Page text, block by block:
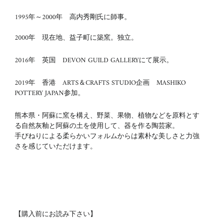
1995年～2000年 高内秀剛氏に師事。
2000年 現在地、益子町に築窯。独立。
2016年 英国 DEVON GUILD GALLERYにて展示。
2019年 香港 ARTS＆CRAFTS STUDIO企画 MASHIKO
POTTERY JAPAN参加。
熊本県・阿蘇に窯を構え、野菜、果物、植物などを原料とす
る自然灰釉と阿蘇の土を使用して、器を作る陶芸家。
手びねりによる柔らかいフォルムからは素朴な美しさと力強
さを感じていただけます。
【購入前にお読み下さい】